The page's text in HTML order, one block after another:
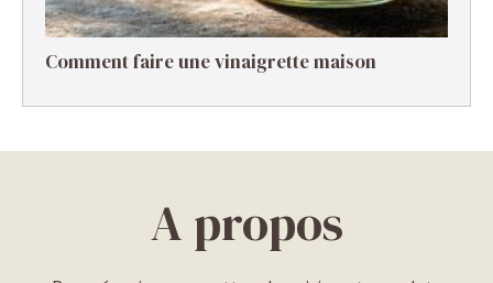
Comment faire une vinaigrette maison ​
A propos